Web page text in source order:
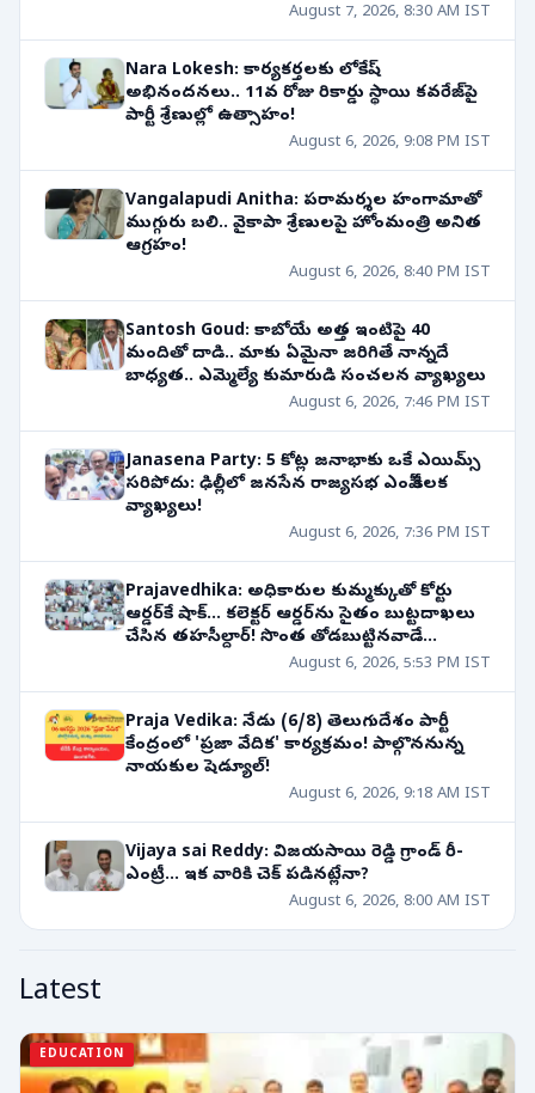
August 7, 2026, 8:30 AM IST
Nara Lokesh: కార్యకర్తలకు లోకేష్
అభినందనలు.. 11వ రోజు రికార్డు స్థాయి కవరేజ్‌పై
పార్టీ శ్రేణుల్లో ఉత్సాహం!
August 6, 2026, 9:08 PM IST
Vangalapudi Anitha: పరామర్శల హంగామాతో
ముగ్గురు బలి.. వైకాపా శ్రేణులపై హోంమంత్రి అనిత
ఆగ్రహం!
August 6, 2026, 8:40 PM IST
Santosh Goud: కాబోయే అత్త ఇంటిపై 40
మందితో దాడి.. మాకు ఏమైనా జరిగితే నాన్నదే
బాధ్యత.. ఎమ్మెల్యే కుమారుడి సంచలన వ్యాఖ్యలు
August 6, 2026, 7:46 PM IST
Janasena Party: 5 కోట్ల జనాభాకు ఒకే ఎయిమ్స్
సరిపోదు: ఢిల్లీలో జనసేన రాజ్యసభ ఎంపీ కీలక
వ్యాఖ్యలు!
August 6, 2026, 7:36 PM IST
Prajavedhika: అధికారుల కుమ్మక్కుతో కోర్టు
ఆర్డర్‌కే షాక్... కలెక్టర్ ఆర్డర్‌ను సైతం బుట్టదాఖలు
చేసిన తహసీల్దార్! సొంత తోడబుట్టినవాడే
August 6, 2026, 5:53 PM IST
Praja Vedika: నేడు (6/8) తెలుగుదేశం పార్టీ
కేంద్రంలో 'ప్రజా వేదిక' కార్యక్రమం! పాల్గొననున్న
నాయకుల షెడ్యూల్!
August 6, 2026, 9:18 AM IST
Vijaya sai Reddy: విజయసాయి రెడ్డి గ్రాండ్ రీ-
ఎంట్రీ... ఇక వారికి చెక్ పడినట్లేనా?
August 6, 2026, 8:00 AM IST
Latest
EDUCATION